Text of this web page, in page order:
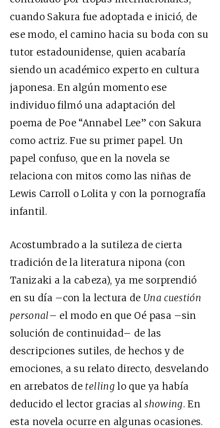
cuando Sakura fue adoptada e inició, de
ese modo, el camino hacia su boda con su
tutor estadounidense, quien acabaría
siendo un académico experto en cultura
japonesa. En algún momento ese
individuo filmó una adaptación del
poema de Poe “Annabel Lee” con Sakura
como actriz. Fue su primer papel. Un
papel confuso, que en la novela se
relaciona con mitos como las niñas de
Lewis Carroll o Lolita y con la pornografía
infantil.
Acostumbrado a la sutileza de cierta
tradición de la literatura nipona (con
Tanizaki a la cabeza), ya me sorprendió
en su día –con la lectura de Una cuestión
personal– el modo en que Oé pasa –sin
solución de continuidad– de las
descripciones sutiles, de hechos y de
emociones, a su relato directo, desvelando
en arrebatos de telling lo que ya había
deducido el lector gracias alshowing. En
esta novela ocurre en algunas ocasiones.